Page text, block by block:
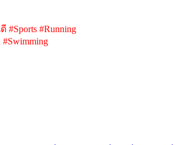
#Running
#Swimming